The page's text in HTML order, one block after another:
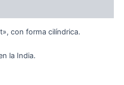
con forma cilíndrica.
la India.